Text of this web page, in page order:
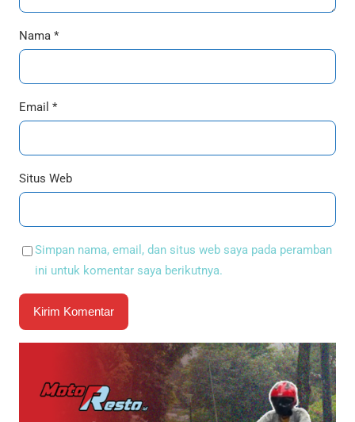
Nama *
Email *
Situs Web
Simpan nama, email, dan situs web saya pada peramban
ini untuk komentar saya berikutnya.